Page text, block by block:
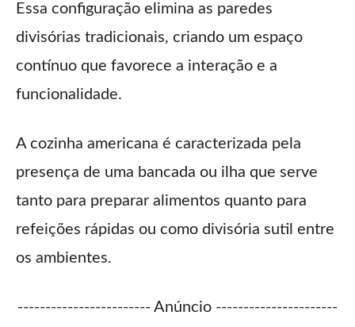
Essa configuração elimina as paredes
divisórias tradicionais, criando um espaço
contínuo que favorece a interação e a
funcionalidade.
A cozinha americana é caracterizada pela
presença de uma bancada ou ilha que serve
tanto para preparar alimentos quanto para
refeições rápidas ou como divisória sutil entre
os ambientes.
------------------------ Anúncio ----------------------